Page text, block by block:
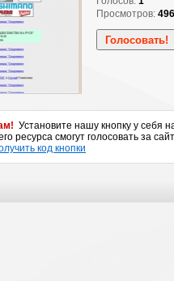
Просмотров:
Установите нашу кнопку у себя
ресурса смогут голосовать за
код кнопки